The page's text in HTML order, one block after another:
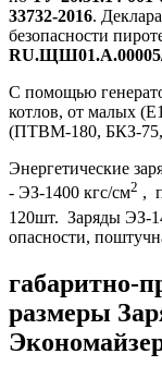
33732-2016.
безопасности
С помощью
котлов, от малых
(ПТВМ-180, БКЗ-
Энергетические
- ЭЗ-1400 кгс/см2 ,
120шт. Заряды ЭЗ-
опасности,
габаритно-
размеры